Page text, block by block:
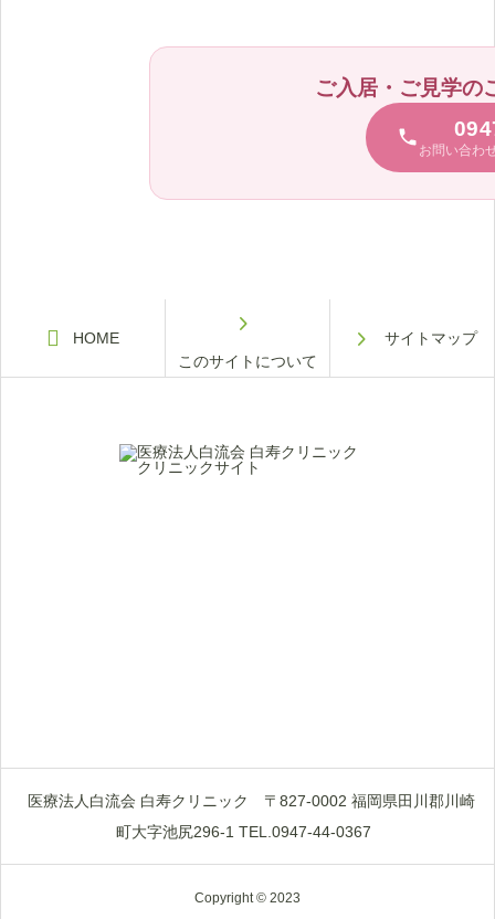
ご入居・ご見学の
お問い合わ
HOME 
このサイトについて
 サイトマップ
医療法人白流会 白寿クリニック
〒827-0002 福岡県田川郡川崎
町大字池尻296-1 TEL.0947-44-0367
Copyright © 2023